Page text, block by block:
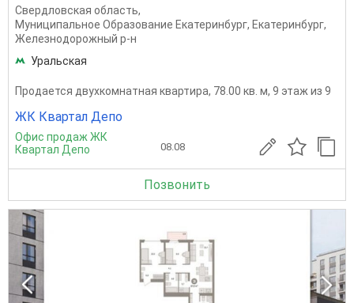
Свердловская область,
Муниципальное Образование Екатеринбург, Екатеринбург,
Железнодорожный р-н
Уральская
Продается двухкомнатная квартира, 78.00 кв. м, 9 этаж из 9
ЖК Квартал Депо
Офис продаж ЖК
Квартал Депо
08.08
Позвонить